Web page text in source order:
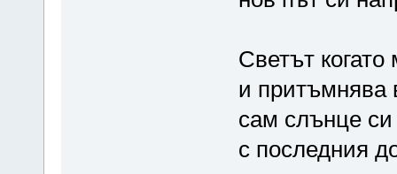
Светът
и притъмнява
сам слънце
с последния